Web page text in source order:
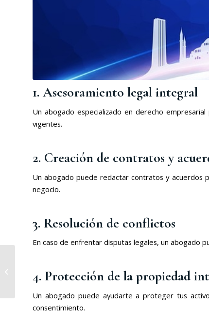
1. Asesoramiento legal integral
Un abogado especializado en derecho
vigentes.
2. Creación de contratos y
Un abogado puede redactar contratos y acuerdos
negocio.
3. Resolución de conflictos
En caso de enfrentar disputas legales, un abogado
4. Protección de la propiedad
Un abogado puede ayudarte a proteger tus
consentimiento.
doméstico: consejos
representación...